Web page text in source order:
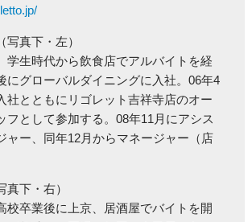
写真下・左）
学生時代から飲食店でアルバイトを経
にグローバルダイニングに入社。06年4
社とともにリゴレット吉祥寺店のオー
フとして参加する。08年11月にアシス
ャー、同年12月からマネージャー（店
下・右）
校卒業後に上京、居酒屋でバイトを開